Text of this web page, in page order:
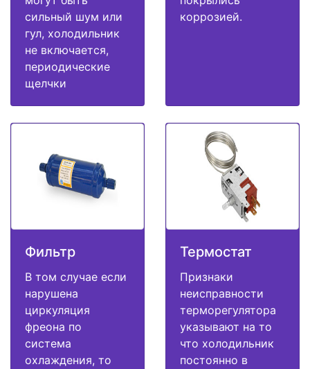
сильный шум или
гул, холодильник
не включается,
периодические
щелчки
коррозией.
Фильтр
В том случае если
нарушена
циркуляция
фреона по
система
охлаждения, то
Термостат
Признаки
неисправности
терморегулятора
указывают на то
что холодильник
постоянно в